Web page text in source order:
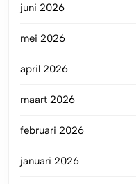
juni 2026
mei 2026
april 2026
maart 2026
februari 2026
januari 2026